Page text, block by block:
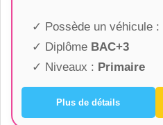
✓ Possède un véhicule :
✓ Diplôme BAC+3
✓ Niveaux : Primaire
Plus de détails